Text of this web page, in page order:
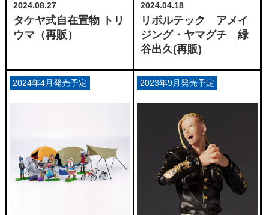
2024.08.27
タケヤ式自在置物 トリ
ウマ（再販）
2024.04.18
リボルテック アメイ
ジング・ヤマグチ 緑
谷出久(再販)
2024年4月発売予定 2023年9月発売予定